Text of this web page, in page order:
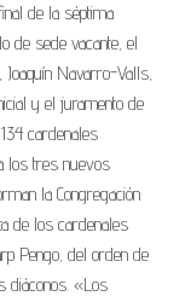
de la séptima
de sede vacante, el
Joaquín Navarro-Valls,
y el juramento de
cardenales
los tres nuevos
la Congregación
de los cardenales
Pengo, del orden de
diáconos. «Los